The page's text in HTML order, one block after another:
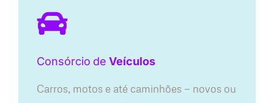
Consórcio de Veículos
Carros, motos e até caminhões — novos ou